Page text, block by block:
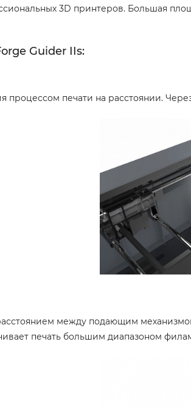
3D принтеров. Большая
Guider IIs:
процессом печати на расстоянии.
между подающим
печать большим диапазоном